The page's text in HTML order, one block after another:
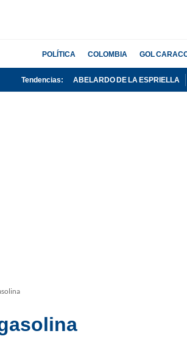
POLÍTICA COLOMBIA GOL
Tendencias: ABELARDO DE LA ESPRIELLA